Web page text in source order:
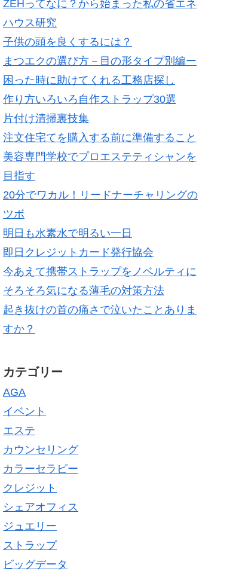
ZEHってなに？から始まった私の省エネ
ハウス研究
子供の頭を良くするには？
まつエクの選び方－目の形タイプ別編ー
困った時に助けてくれる工務店探し
作り方いろいろ自作ストラップ30選
片付け清掃裏技集
注文住宅てを購入する前に準備すること
美容専門学校でプロエステティシャンを
目指す
20分でワカル！リードナーチャリングの
ツボ
明日も水素水で明るい一日
即日クレジットカード発行協会
今あえて携帯ストラップをノベルティに
そろそろ気になる薄毛の対策方法
起き抜けの首の痛さで泣いたことありま
すか？
カテゴリー
AGA
イベント
エステ
カウンセリング
カラーセラピー
クレジット
シェアオフィス
ジュエリー
ストラップ
ビッグデータ